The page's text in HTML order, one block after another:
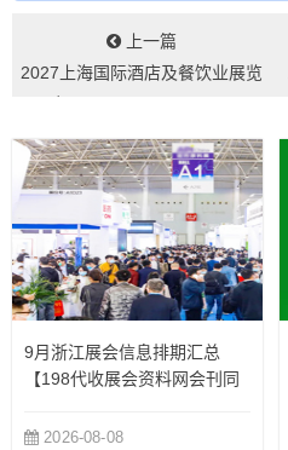
上一篇
2027上海国际酒店及餐饮业展览
9月浙江展会信息排期汇总
【198代收展会资料网会刊同
2026-08-08